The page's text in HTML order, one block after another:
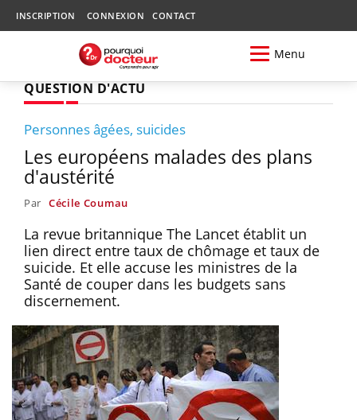
INSCRIPTION CONNEXION CONTACT
Menu
QUESTION D'ACTU
Personnes âgées, suicides
Les européens malades des plans
d'austérité
Par Cécile Coumau
La revue britannique The Lancet établit un
lien direct entre taux de chômage et taux de
suicide. Et elle accuse les ministres de la
Santé de couper dans les budgets sans
discernement.